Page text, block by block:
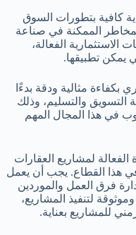
كافية بتطورات السوق
المخاطر الممكنة في صناعة
الاستثمارية الفعالة،
يمكن تطبيقها.
بكفاءة مثالية ودقة بدءًا
والتسليم، وذلك
في هذا المجال المهم
الفعالة لمشاريع العقارات
هذا القطاع. يجب أن يعمل
فرق العمل والموردين
لتنفيذ المشاريع،
للمشاريع بعناية.